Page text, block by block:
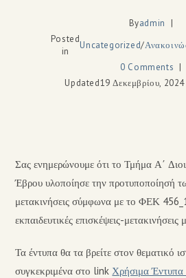
Byadmin
Posted
in
Uncategorized/
0 Comments
Updated19 Δεκεμβρίου, 2024
Σας ενημερώνουμε ότι το Τμήμα Α΄
Έβρου υλοποίησε την προτυποποίησή
μετακινήσεις σύμφωνα με το ΦΕΚ
εκπαιδευτικές επισκέψεις-μετακινήσεις
Τα έντυπα θα τα βρείτε στον θεματικό
συγκεκριμένα στο linkΧρήσιμα